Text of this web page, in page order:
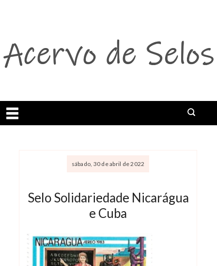
Abrir menu
sábado, 30 de abril de 2022
Selo Solidariedade Nicarágua
e Cuba
Selo Postal da Nicarágua –